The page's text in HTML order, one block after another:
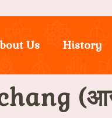
Us History